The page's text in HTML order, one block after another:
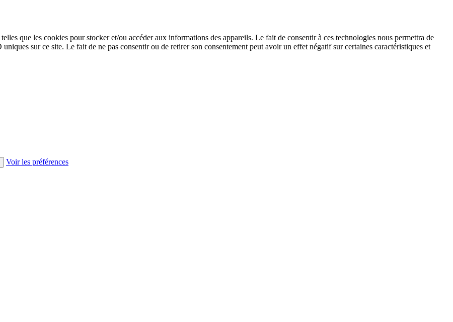
que les cookies pour stocker et/ou accéder aux informations des appareils. Le fait de consentir à ces technologies nous permettra de
sur ce site. Le fait de ne pas consentir ou de retirer son consentement peut avoir un effet négatif sur certaines caractéristiques et
Voir les préférences